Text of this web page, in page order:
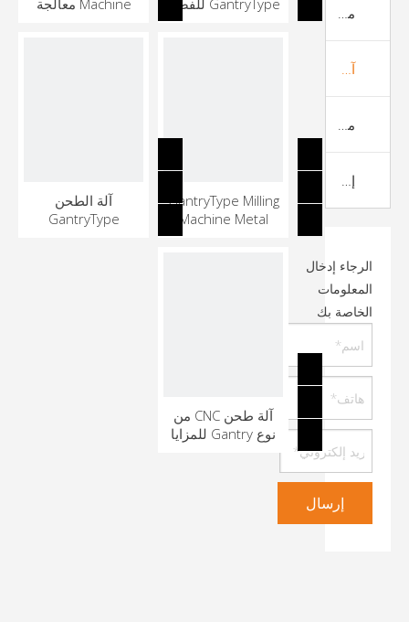
GantryType للفضاء
Machine معالجة
GantryType Milling
Machine Metal
آلة الطحن
GantryType
آلة طحن CNC من
نوع Gantry للمزايا
مركز آلة CNC العمودي
آلة الطحن من نوع CNC Gantry
مركز الآلات الأفقي CNC
إطار آلة VMC
الرجاء إدخال
المعلومات
الخاصة بك
إرسال